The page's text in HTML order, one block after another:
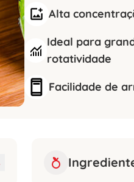
Alta
Ideal para
rotatividade
Facilidade de